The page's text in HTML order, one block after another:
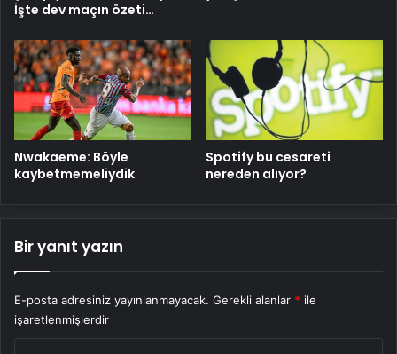
İşte dev maçın özeti…
Nwakaeme: Böyle
kaybetmemeliydik
Spotify bu cesareti
nereden alıyor?
Bir yanıt yazın
E-posta adresiniz yayınlanmayacak. Gerekli alanlar * ile
işaretlenmişlerdir